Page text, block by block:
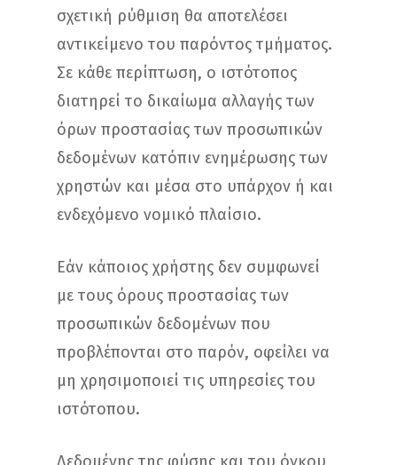
σχετική ρύθμιση θα αποτελέσει
αντικείμενο του παρόντος τμήματος.
Σε κάθε περίπτωση, ο ιστότοπος
διατηρεί το δικαίωμα αλλαγής των
όρων προστασίας των προσωπικών
δεδομένων κατόπιν ενημέρωσης των
χρηστών και μέσα στο υπάρχον ή και
ενδεχόμενο νομικό πλαίσιο.
Εάν κάποιος χρήστης δεν συμφωνεί
με τους όρους προστασίας των
προσωπικών δεδομένων που
προβλέπονται στο παρόν, οφείλει να
μη χρησιμοποιεί τις υπηρεσίες του
ιστότοπου.